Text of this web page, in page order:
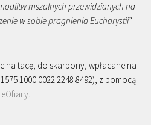
mszalnych przewidzianych na
w sobie pragnienia Eucharystii”.
na tacę, do skarbony, wpłacane na
1000 0022 2248 8492), z pomocą
eOfiary.